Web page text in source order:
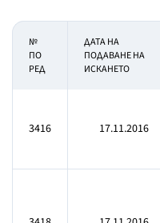
№
ПО
РЕД
ДАТА НА
ПОДАВАНЕ НА
ИСКАНЕТО
3416 17.11.2016